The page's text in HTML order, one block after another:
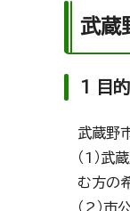
武蔵
1 目的
武蔵野
（1）武
む方の
（2）市